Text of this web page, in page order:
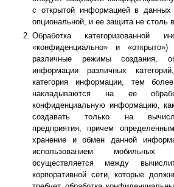
с открытой информацией в данных
опциональной, и ее защита не столь
Обработка категоризованной
«конфиденциально» и «открыто»)
различные режимы создания,
информации различных
категория информации, тем
накладываются на ее
конфиденциальную информацию,
создавать только на
предприятия, причем
хранение и обмен данной
использованием мобильных
осуществляется между
корпоративной сети, которые